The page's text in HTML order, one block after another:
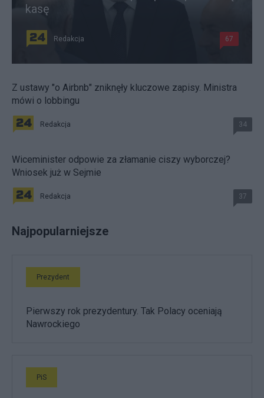
kasę
Redakcja 67
Z ustawy "o Airbnb" zniknęły kluczowe zapisy. Ministra
mówi o lobbingu
Redakcja 34
Wiceminister odpowie za złamanie ciszy wyborczej?
Wniosek już w Sejmie
Redakcja 37
Najpopularniejsze
Prezydent
Pierwszy rok prezydentury. Tak Polacy oceniają
Nawrockiego
PiS